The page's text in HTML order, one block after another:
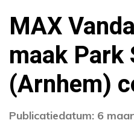
MAX
maak Park
(Arnhem)
Publicatiedatum: 6